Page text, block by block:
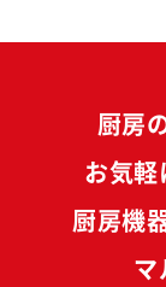
厨房
お気軽
厨房機
マ